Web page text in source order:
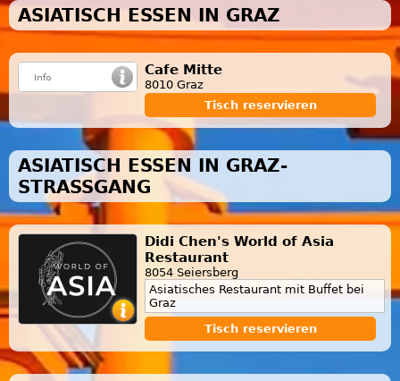
ASIATISCH ESSEN IN GRAZ
Cafe Mitte
8010 Graz
Tisch reservieren
ASIATISCH ESSEN IN GRAZ-
STRASSGANG
Didi Chen's World of Asia
Restaurant
8054 Seiersberg
Asiatisches Restaurant mit Buffet bei
Graz
Tisch reservieren